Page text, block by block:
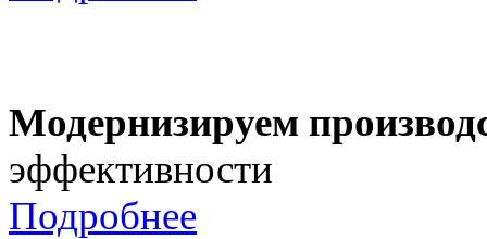
Модернизируем
эффективности
Подробнее